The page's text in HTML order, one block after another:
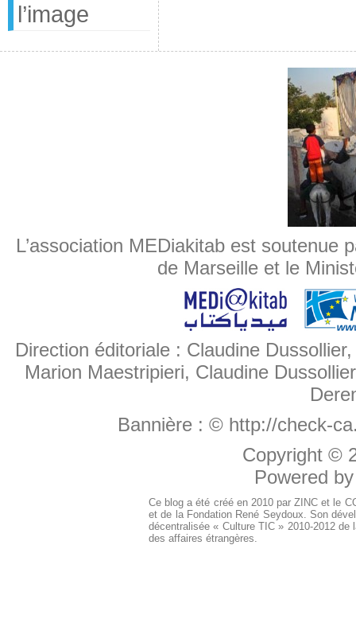
l’image
L’association MEDiakitab est soutenue
de Marseille et le
Direction éditoriale : Claudine
Marion Maestripieri, Claudine
Bannière : © http://check-
Copyright ©
Powered
Ce blog a été créé en 2010 par ZINC et le
et de la Fondation René Seydoux. Son
décentralisée « Culture TIC » 2010-2012
des affaires étrangères.